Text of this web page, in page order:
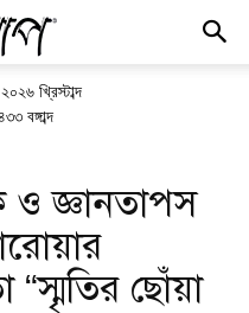
খ্রিস্টাব্দ
বঙ্গাব্দ
ও জ্ঞানতাপস
ছোঁয়া